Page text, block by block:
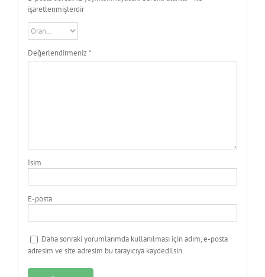
işaretlenmişlerdir
Değerlendirmeniz*
İsim
E-posta
Daha sonraki yorumlarımda kullanılması için adım, e-posta
adresim ve site adresim bu tarayıcıya kaydedilsin.